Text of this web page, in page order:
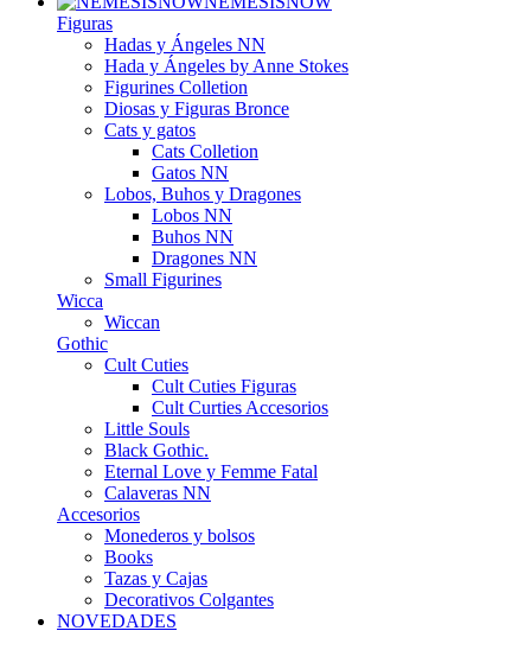
Figuras
Hadas y Ángeles NN
Hada y Ángeles by Anne Stokes
Figurines Colletion
Diosas y Figuras Bronce
Cats y gatos
Cats Colletion
Gatos NN
Lobos, Buhos y Dragones
Lobos NN
Buhos NN
Dragones NN
Small Figurines
Wicca
Wiccan
Gothic
Cult Cuties
Cult Cuties Figuras
Cult Curties Accesorios
Little Souls
Black Gothic.
Eternal Love y Femme Fatal
Calaveras NN
Accesorios
Monederos y bolsos
Books
Tazas y Cajas
Decorativos Colgantes
NOVEDADES